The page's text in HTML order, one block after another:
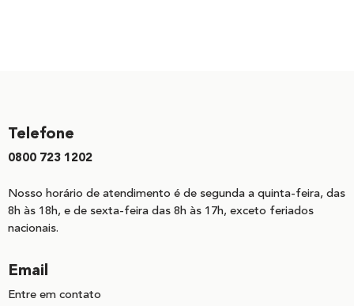
Telefone
0800 723 1202
Nosso horário de atendimento é de segunda a quinta-feira, das
8h às 18h, e de sexta-feira das 8h às 17h, exceto feriados
nacionais.
Email
Entre em contato